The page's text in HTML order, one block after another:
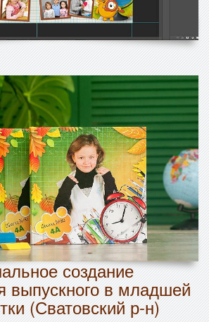
создание
выпускного в младшей
(Сватовский р-н)